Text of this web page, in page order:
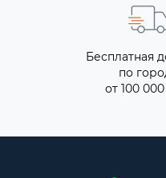
Бесплатная
по
от 100